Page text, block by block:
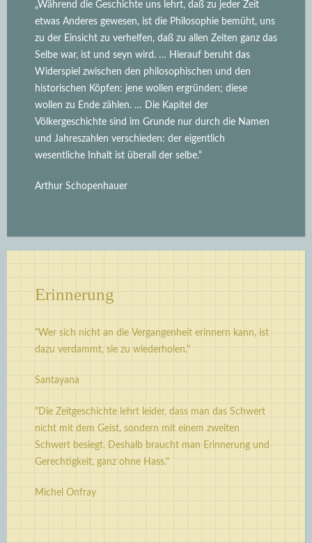
„Während die Geschichte uns lehrt, daß zu jeder Zeit
etwas Anderes gewesen, ist die Philosophie bemüht, uns
zu der Einsicht zu verhelfen, daß zu allen Zeiten ganz das
Selbe war, ist und seyn wird. … Hierauf beruht das
Widerspiel zwischen den philosophischen und den
historischen Köpfen: jene wollen ergründen; diese
wollen zu Ende zählen. … Die Kapitel der
Völkergeschichte sind im Grunde nur durch die Namen
und Jahreszahlen verschieden: der eigentlich
wesentliche Inhalt ist überall der selbe.“
Arthur Schopenhauer
Erinnerung
"Wer sich nicht an die Vergangenheit erinnern kann, ist
dazu verdammt, sie zu wiederholen."
Santayana
"Die Zeitgeschichte lehrt leider, dass man das Schwert
nicht mit dem Geist, sondern mit einem zweiten
Schwert besiegt. Deshalb braucht man Erinnerung und
Gerechtigkeit, ganz ohne Hass."
Michel Onfray